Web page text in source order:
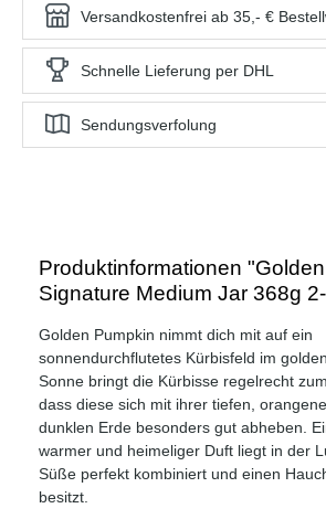
Versandkostenfrei ab 35,- €
Schnelle Lieferung per DHL
Sendungsverfolung
Produktinformationen
Signature Medium Jar 368g
Golden Pumpkin nimmt dich mit auf ein
sonnendurchflutetes Kürbisfeld im
Sonne bringt die Kürbisse regelrecht
dass diese sich mit ihrer tiefen,
dunklen Erde besonders gut abheben.
warmer und heimeliger Duft liegt in der
Süße perfekt kombiniert und einen
besitzt.